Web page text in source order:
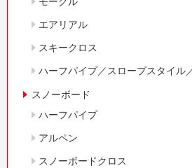
エアリアル
スキークロス
ハーフパイプ／スロープスタイル
スノーボード
ハーフパイプ
アルペン
スノーボードクロス